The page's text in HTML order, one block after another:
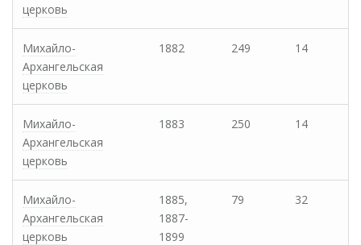
церковь
Михайло-
Архангельская
церковь
1882 249 14
Михайло-
Архангельская
церковь
1883 250 14
Михайло-
Архангельская
церковь
1885,
1887-
1899
79 32